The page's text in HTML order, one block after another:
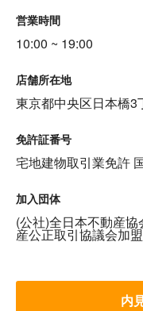
営業時間
10:00 ~ 19:00
店舗所在地
東京都中央区日本橋3
免許証番号
宅地建物取引業免許
加入団体
(公社)全日本不動産
産公正取引協議会加盟
内